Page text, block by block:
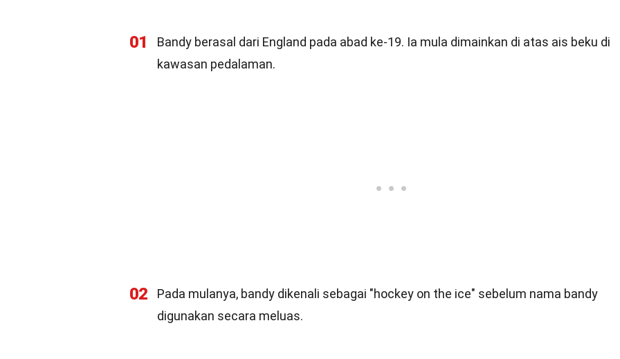
01
Bandy berasal dari England pada abad ke-19. Ia mula dimainkan di atas ais beku di
kawasan pedalaman.
02
Pada mulanya, bandy dikenali sebagai "hockey on the ice" sebelum nama bandy
digunakan secara meluas.